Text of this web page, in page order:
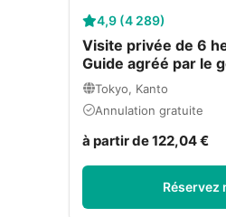
4,9 (4 289)
Visite privée de 6
Guide agréé par le
Tokyo, Kanto
Annulation gratuite
à partir de 122,04 €
Réservez